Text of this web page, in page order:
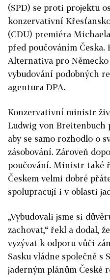
(SPD) se proti projektu
konzervativní
(CDU) premiéra
před poučováním
Alternativa pro
vybudování podobných
agentura DPA.
Konzervativní ministr
Ludwig von Breitenbuch
aby se samo rozhodlo o
zásobování. Zároveň
poučování. Ministr také
Českem velmi dobré
spolupracují i v oblasti
„Vybudovali jsme si
zachovat,“ řekl a dodal,
vyzývat k odporu vůči
Sasku vládne společně s
jaderným plánům České